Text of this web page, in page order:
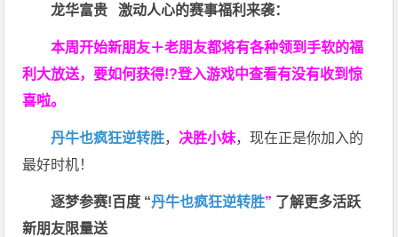
龙华富贵 激动人心的赛事福利来袭：
本周开始新朋友＋老朋友都将有各种领到手软的福
利大放送，要如何获得!?登入游戏中查看有没有收到惊
喜啦。
丹牛也疯狂逆转胜， 决胜小妹，现在正是你加入的
最好时机！
逐梦参赛!百度 “丹牛也疯狂逆转胜” 了解更多活跃
新朋友限量送